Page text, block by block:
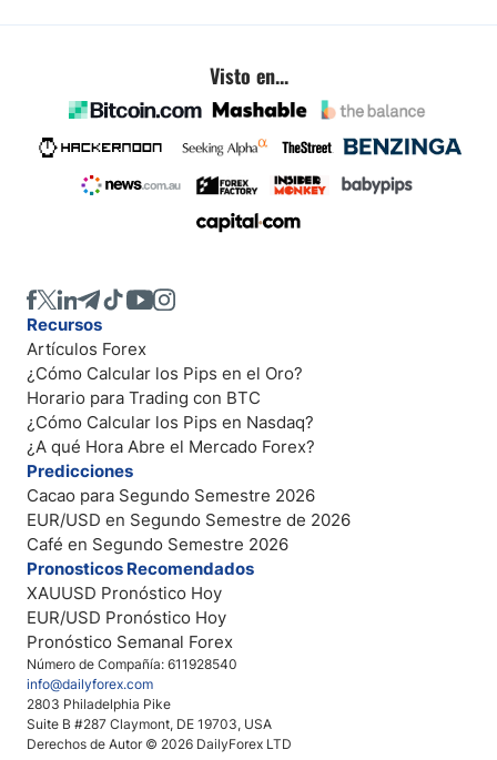
Visto en...
Número de Compañía: 611928540
info@dailyforex.com
2803 Philadelphia Pike
Suite B #287 Claymont, DE 19703, USA
Derechos de Autor © 2026 DailyForex LTD
Recursos
Artículos Forex
¿Cómo Calcular los Pips en el Oro?
Horario para Trading con BTC
¿Cómo Calcular los Pips en Nasdaq?
¿A qué Hora Abre el Mercado Forex?
Predicciones
Cacao para Segundo Semestre 2026
EUR/USD en Segundo Semestre de 2026
Café en Segundo Semestre 2026
Pronosticos Recomendados
XAUUSD Pronóstico Hoy
EUR/USD Pronóstico Hoy
Pronóstico Semanal Forex